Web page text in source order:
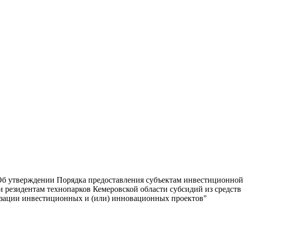
Порядка предоставления субъектам инвестиционной
технопарков Кемеровской области субсидий из средств
инвестиционных и (или) инновационных проектов"